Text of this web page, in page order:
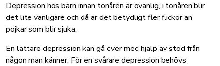
Depression hos barn innan tonåren är ovanlig, i tonåren blir
det lite vanligare och då är det betydligt fler flickor än
pojkar som blir sjuka.
En lättare depression kan gå över med hjälp av stöd från
någon man känner. För en svårare depression behövs